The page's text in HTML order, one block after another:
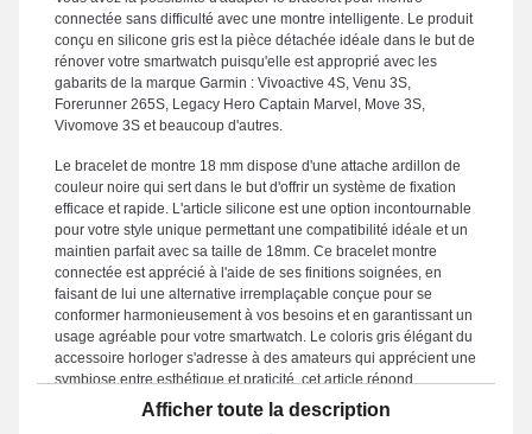
connectée sans difficulté avec une montre intelligente. Le produit
conçu en silicone gris est la pièce détachée idéale dans le but de
rénover votre smartwatch puisqu'elle est approprié avec les
gabarits de la marque Garmin : Vivoactive 4S, Venu 3S,
Forerunner 265S, Legacy Hero Captain Marvel, Move 3S,
Vivomove 3S et beaucoup d'autres.
Le bracelet de montre 18 mm dispose d'une attache ardillon de
couleur noire qui sert dans le but d'offrir un système de fixation
efficace et rapide. L'article silicone est une option incontournable
pour votre style unique permettant une compatibilité idéale et un
maintien parfait avec sa taille de 18mm. Ce bracelet montre
connectée est apprécié à l'aide de ses finitions soignées, en
faisant de lui une alternative irremplaçable conçue pour se
conformer harmonieusement à vos besoins et en garantissant un
usage agréable pour votre smartwatch. Le coloris gris élégant du
accessoire horloger s'adresse à des amateurs qui apprécient une
symbiose entre esthétique et praticité, cet article répond
idéalement aux objectifs des connaisseurs. Une boucle ardillon
de grande qualité est mise sur cette gamme de bracelet pour
Afficher toute la description